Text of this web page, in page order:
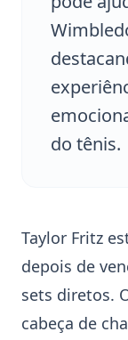
do tênis.
Taylor Fritz
depois de
sets diretos.
cabeça de